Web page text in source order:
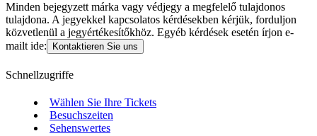
Minden bejegyzett márka vagy védjegy a megfelelő tulajdonos
tulajdona. A jegyekkel kapcsolatos kérdésekben kérjük, forduljon
közvetlenül a jegyértékesítőkhöz. Egyéb kérdések esetén írjon e-
mailt ide:
Kontaktieren Sie uns
Schnellzugriffe
Wählen Sie Ihre Tickets
Besuchszeiten
Sehenswertes